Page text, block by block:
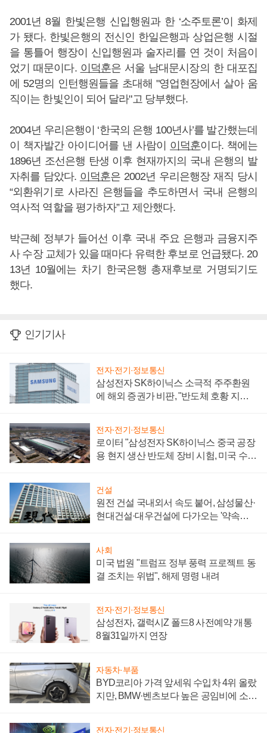
2001년 8월 한빛은행 신입행원과 한 ‘소주토론’이 화제
가 됐다. 한빛은행의 전신인 한일은행과 상업은행 시절
을 통틀어 행장이 신입행원과 술자리를 연 것이 처음이
었기 때문이다. 이덕훈은 서울 남대문시장의 한 대포집
에 52명의 인턴행원들을 초대해 "영업현장에서 살아 움
직이는 한빛인이 되어 달라"고 당부했다.
2004년 우리은행이 ‘한국의 은행 100년사’를 발간했는데
이 책자발간 아이디어를 낸 사람이 이덕훈이다. 책에는
1896년 조선은행 탄생 이후 현재까지의 국내 은행의 발
자취를 담았다. 이덕훈은 2002년 우리은행장 재직 당시
“외환위기로 사라진 은행들을 추도하면서 국내 은행의
역사적 역할을 평가하자”고 제안했다.
박근혜 정부가 들어선 이후 국내 주요 은행과 금융지주
사 수장 교체가 있을 때마다 유력한 후보로 언급됐다. 20
13년 10월에는 차기 한국은행 총재후보로 거명되기도
했다.
인기기사
전자·전기·정보통신
삼성전자 SK하이닉스 소극적 주주환원
에 해외 증권가 비판, "반도체 호황 지속
전자·전기·정보통신
로이터 "삼성전자 SK하이닉스 중국 공장
용 현지 생산 반도체 장비 시험, 미국 수출
건설
원전 건설 국내외서 속도 붙어, 삼성물산·
현대건설·대우건설에 다가오는 '약속의
사회
미국 법원 "트럼프 정부 풍력 프로젝트 동
결 조치는 위법", 해제 명령 내려
전자·전기·정보통신
삼성전자, 갤럭시Z 폴드8 사전예약 개통
8월31일까지 연장
자동차·부품
BYD코리아 가격 앞세워 수입차 4위 올랐
지만, BMW·벤츠보다 높은 공임비에 소비
전자·전기·정보통신